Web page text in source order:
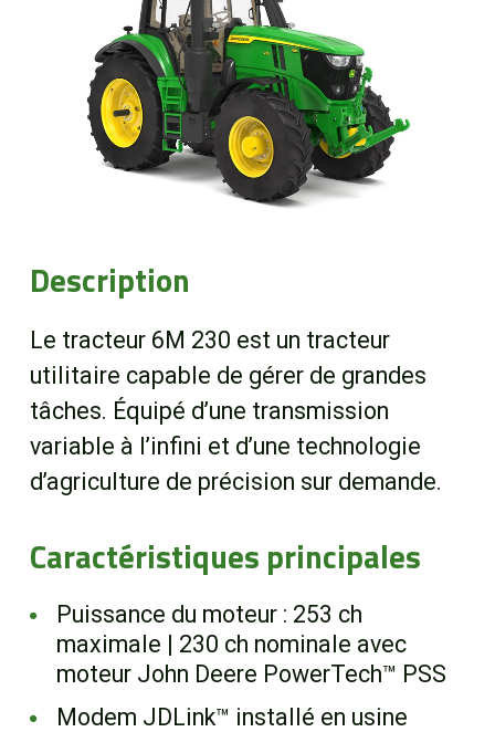
Description
Le tracteur 6M 230 est un tracteur
utilitaire capable de gérer de grandes
tâches. Équipé d’une transmission
variable à l’infini et d’une technologie
d’agriculture de précision sur demande.
Caractéristiques principales
Puissance du moteur : 253 ch
maximale | 230 ch nominale avec
moteur John Deere PowerTech™ PSS
Modem JDLink™ installé en usine
Agriculture de précision
Boutique
Portail client
À propos
Promotions
Carrières
Actualités
Nous joindre
EN